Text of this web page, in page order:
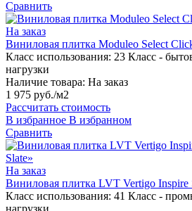
Сравнить
На заказ
Виниловая плитка Moduleo Select
Класс использования: 23 Класс -
нагрузки
Наличие товара: На заказ
1 975 руб./м2
Рассчитать стоимость
В избранное В избранном
Сравнить
На заказ
Виниловая плитка LVT Vertigo Inspire
Класс использования: 41 Класс -
нагрузки